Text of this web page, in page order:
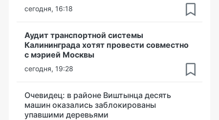
сегодня, 16:18
Аудит транспортной системы
Калининграда хотят провести совместно
с мэрией Москвы
сегодня, 19:28
Очевидец: в районе Виштынца десять
машин оказались заблокированы
упавшими деревьями